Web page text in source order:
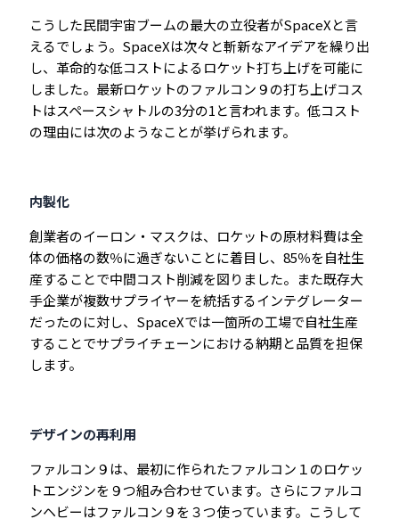
こうした民間宇宙ブームの最大の立役者がSpaceXと言
えるでしょう。SpaceXは次々と斬新なアイデアを繰り出
し、革命的な低コストによるロケット打ち上げを可能に
しました。最新ロケットのファルコン９の打ち上げコス
トはスペースシャトルの3分の1と言われます。低コスト
の理由には次のようなことが挙げられます。
内製化
創業者のイーロン・マスクは、ロケットの原材料費は全
体の価格の数％に過ぎないことに着目し、85％を自社生
産することで中間コスト削減を図りました。また既存大
手企業が複数サプライヤーを統括するインテグレーター
だったのに対し、SpaceXでは一箇所の工場で自社生産
することでサプライチェーンにおける納期と品質を担保
します。
デザインの再利用
ファルコン９は、最初に作られたファルコン１のロケッ
トエンジンを９つ組み合わせています。さらにファルコ
ンヘビーはファルコン９を３つ使っています。こうして